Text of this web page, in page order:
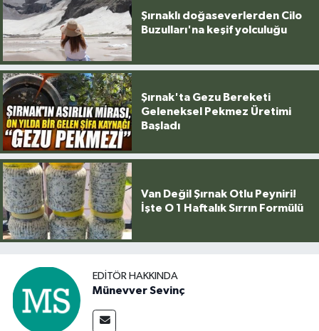
Şırnaklı doğaseverlerden Cilo
Buzulları'na keşif yolculuğu
Şırnak'ta Gezu Bereketi
Geleneksel Pekmez Üretimi
Başladı
Van Değil Şırnak Otlu Peyniri!
İşte O 1 Haftalık Sırrın Formülü
EDITÖR HAKKINDA
Münevver Sevinç